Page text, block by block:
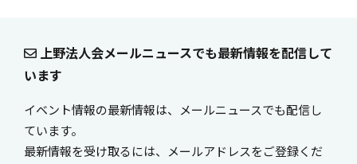
上野法人会メールニュースでも最新情報を配信して
います
イベント情報の最新情報は、メールニュースでも配信し
ています。
最新情報を受け取るには、メールアドレスをご登録くだ